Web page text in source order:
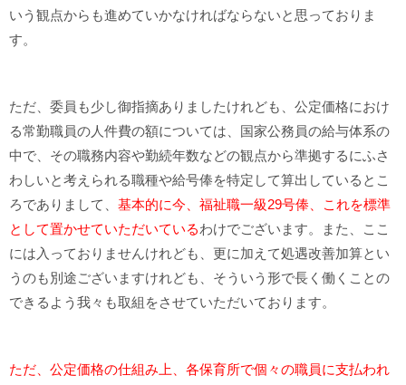
いう観点からも進めていかなければならないと思っておりま
す。
ただ、委員も少し御指摘ありましたけれども、公定価格におけ
る常勤職員の人件費の額については、国家公務員の給与体系の
中で、その職務内容や勤続年数などの観点から準拠するにふさ
わしいと考えられる職種や給号俸を特定して算出しているとこ
ろでありまして、 基本的に今、福祉職一級29号俸、これを標準
として置かせていただいているわけでございます。また、ここ
には入っておりませんけれども、更に加えて処遇改善加算とい
うのも別途ございますけれども、そういう形で長く働くことの
できるよう我々も取組をさせていただいております。
ただ、公定価格の仕組み上、各保育所で個々の職員に支払われ